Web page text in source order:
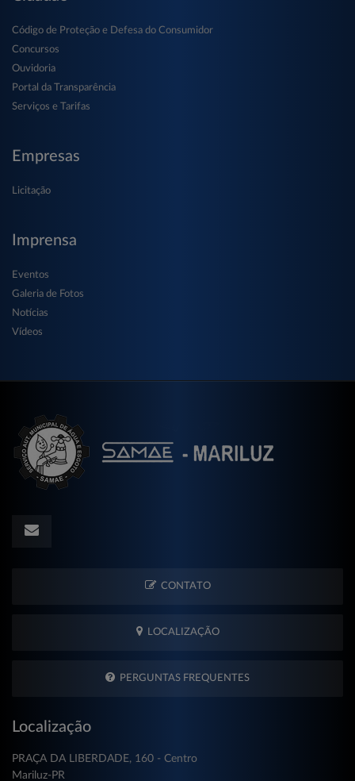
Código de Proteção e Defesa do Consumidor
Concursos
Ouvidoria
Portal da Transparência
Serviços e Tarifas
Empresas
Licitação
Imprensa
Eventos
Galeria de Fotos
Notícias
Vídeos
CONTATO
LOCALIZAÇÃO
PERGUNTAS FREQUENTES
Localização
PRAÇA DA LIBERDADE, 160 - Centro
Mariluz-PR